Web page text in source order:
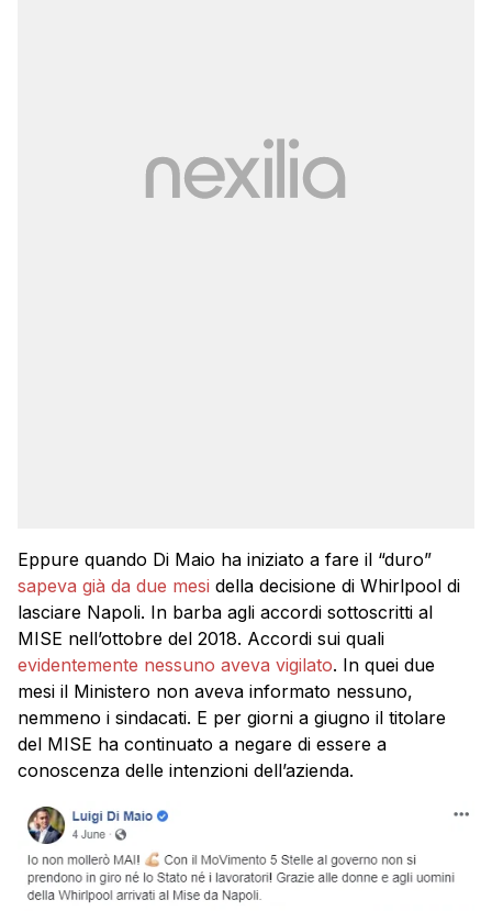
Eppure quando Di Maio ha iniziato a fare il “duro”
sapeva già da due mesi della decisione di Whirlpool di
lasciare Napoli. In barba agli accordi sottoscritti al
MISE nell’ottobre del 2018. Accordi sui quali
evidentemente nessuno aveva vigilato. In quei due
mesi il Ministero non aveva informato nessuno,
nemmeno i sindacati. E per giorni a giugno il titolare
del MISE ha continuato a negare di essere a
conoscenza delle intenzioni dell’azienda.